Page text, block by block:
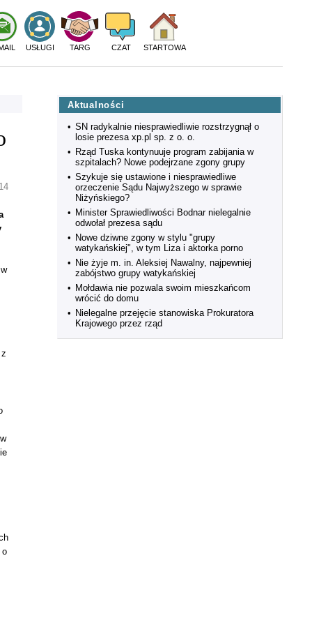
USŁUGI TARG CZAT STARTOWA
Aktualności
• SN radykalnie niesprawiedliwie rozstrzygnął o
losie prezesa xp.pl sp. z o. o.
• Rząd Tuska kontynuuje program zabijania w
szpitalach? Nowe podejrzane zgony grupy
• Szykuje się ustawione i niesprawiedliwe
orzeczenie Sądu Najwyższego w sprawie
Niżyńskiego?
• Minister Sprawiedliwości Bodnar nielegalnie
odwołał prezesa sądu
• Nowe dziwne zgony w stylu "grupy
watykańskiej", w tym Liza i aktorka porno
• Nie żyje m. in. Aleksiej Nawalny, najpewniej
zabójstwo grupy watykańskiej
• Mołdawia nie pozwala swoim mieszkańcom
wrócić do domu
• Nielegalne przejęcie stanowiska Prokuratora
Krajowego przez rząd
o